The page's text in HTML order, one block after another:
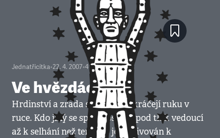
Jednatřicítka•22. 4. 2007•4 minuty
Ve hvězdách
Hrdinství a zrada spolu často kráčejí ruku v
ruce. Kdo jiný se spíše dostane pod tlak vedoucí
až k selhání než ten, kdo je motivován k